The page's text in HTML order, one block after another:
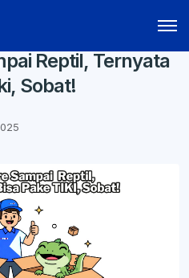
Reptil, Ternyata
Sobat!